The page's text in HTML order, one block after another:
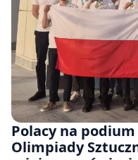
Polacy na
Olimpiady